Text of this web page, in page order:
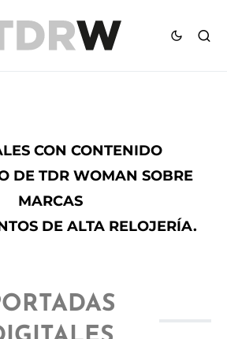
CON CONTENIDO
DE TDR WOMAN SOBRE
MARCAS
DE ALTA RELOJERÍA.